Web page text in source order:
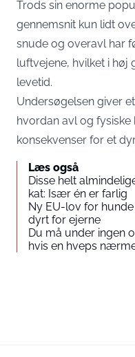
Trods sin enorme
gennemsnit kun lidt
snude og overavl har
luftvejene, hvilket i høj
levetid.
Undersøgelsen giver
hvordan avl og fysiske
konsekvenser for et
Læs også
Disse helt
kat: Især én er farlig
Ny EU-lov for
dyrt for ejerne
Du må under ingen
hvis en hveps